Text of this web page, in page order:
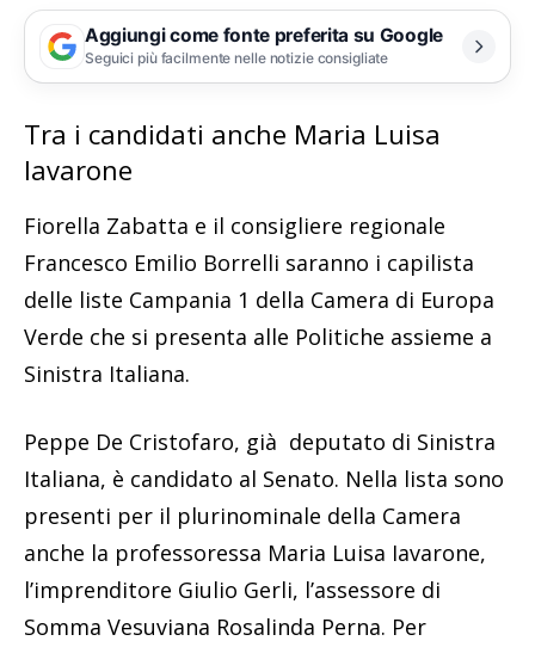
Aggiungi come fonte preferita su Google
Seguici più facilmente nelle notizie consigliate
Tra i candidati anche Maria Luisa
Iavarone
Fiorella Zabatta e il consigliere regionale
Francesco Emilio Borrelli saranno i capilista
delle liste Campania 1 della Camera di Europa
Verde che si presenta alle Politiche assieme a
Sinistra Italiana.
Peppe De Cristofaro, già deputato di Sinistra
Italiana, è candidato al Senato. Nella lista sono
presenti per il plurinominale della Camera
anche la professoressa Maria Luisa Iavarone,
l’imprenditore Giulio Gerli, l’assessore di
Somma Vesuviana Rosalinda Perna. Per